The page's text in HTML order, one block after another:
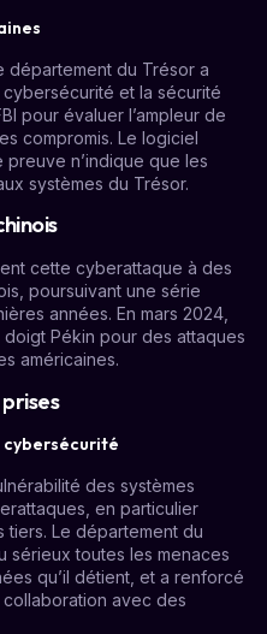
département du Trésor a
et la sécurité
pour évaluer l’ampleur de
compromis. Le logiciel
n’indique que les
systèmes du Trésor.
cette cyberattaque à des
poursuivant une série
années. En mars 2024,
Pékin pour des attaques
américaines.
cybersécurité
des systèmes
en particulier
tiers. Le département du
sérieux toutes les menaces
qu’il détient, et a renforcé
avec des